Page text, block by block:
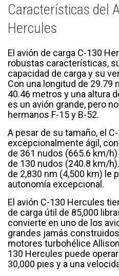
Características del
Hercules
El avión de carga C-130
robustas características,
capacidad de carga y su
Con una longitud de 29.79
40.46 metros y una altura
es un avión grande, pero
hermanos F-15 y B-52.
A pesar de su tamaño, el
excepcionalmente ágil,
de 361 nudos (665.6 km/
de 130 nudos (240.8 km/
de 2,830 nm (4,500 km) le
autonomía excepcional.
El avión C-130 Hercules
de carga útil de 85,000
convierte en uno de los
grandes jamás
motores turbohélice
130 Hercules puede
30,000 pies y a una